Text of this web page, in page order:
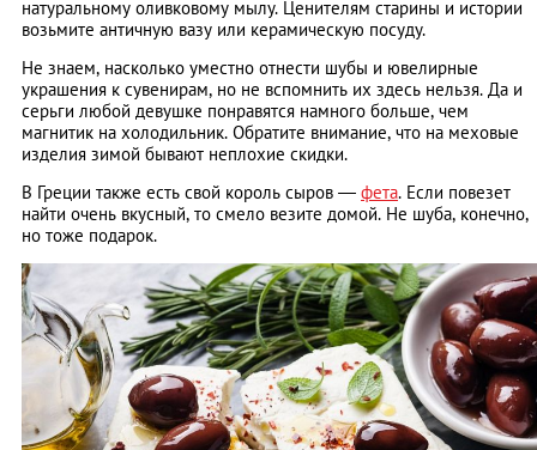
натуральному оливковому мылу. Ценителям старины и истории
возьмите античную вазу или керамическую посуду.
Не знаем, насколько уместно отнести шубы и ювелирные
украшения к сувенирам, но не вспомнить их здесь нельзя. Да и
серьги любой девушке понравятся намного больше, чем
магнитик на холодильник. Обратите внимание, что на меховые
изделия зимой бывают неплохие скидки.
В Греции также есть свой король сыров — фета. Если повезет
найти очень вкусный, то смело везите домой. Не шуба, конечно,
но тоже подарок.